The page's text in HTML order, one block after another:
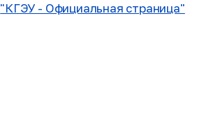
"КГЭУ - Официальная страница"